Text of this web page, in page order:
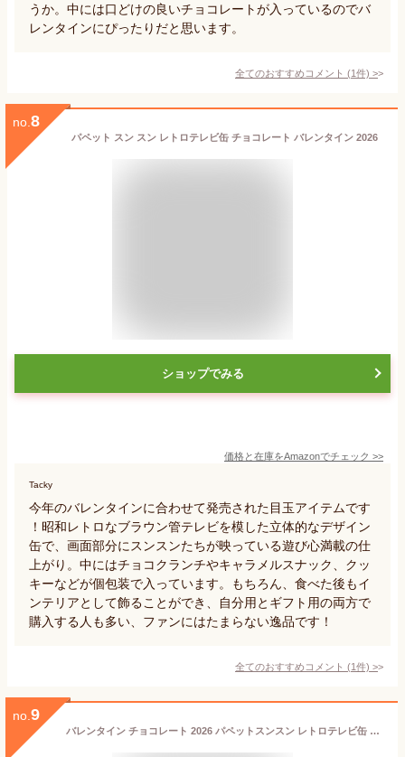
うか。中には口どけの良いチョコレートが入っているのでバ
レンタインにぴったりだと思います。
全てのおすすめコメント (1件) >
no. 8
パペット スン スン レトロテレビ缶 チョコレート バレンタイン 2026
ショップでみる
価格と在庫をAmazonでチェック >>
Tacky
今年のバレンタインに合わせて発売された目玉アイテムです
！昭和レトロなブラウン管テレビを模した立体的なデザイン
缶で、画面部分にスンスンたちが映っている遊び心満載の仕
上がり。中にはチョコクランチやキャラメルスナック、クッ
キーなどが個包装で入っています。もちろん、食べた後もイ
ンテリアとして飾ることができ、自分用とギフト用の両方で
購入する人も多い、ファンにはたまらない逸品です！
全てのおすすめコメント (1件) >
no. 9
バレンタイン チョコレート 2026 パペットスンスン レトロテレビ缶 7粒入 バレンタイン お菓子 贈り物 詰め合わせ ボックス ギフト 友チョコ 自分用 ご褒美 プレゼント キャラクター グッズ